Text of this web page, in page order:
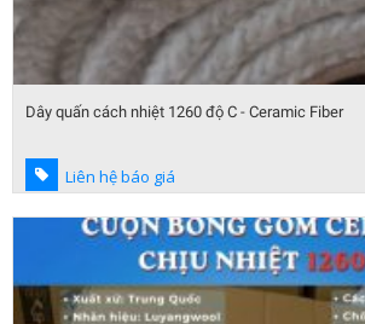
Dây quấn cách nhiệt 1260 độ C - Ceramic Fiber
Liên hệ báo giá